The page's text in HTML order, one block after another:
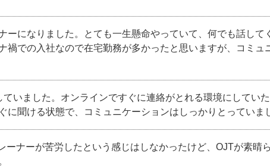
ーになりました。とても一生懸命やっていて、何でも話して
禍での入社なので在宅勤務が多かったと思いますが、コミュ
いました。オンラインですぐに連絡がとれる環境にしていた
に聞ける状態で、コミュニケーションはしっかりとっていま
ーナーが苦労したという感じはしなかったけど、OJTが素晴